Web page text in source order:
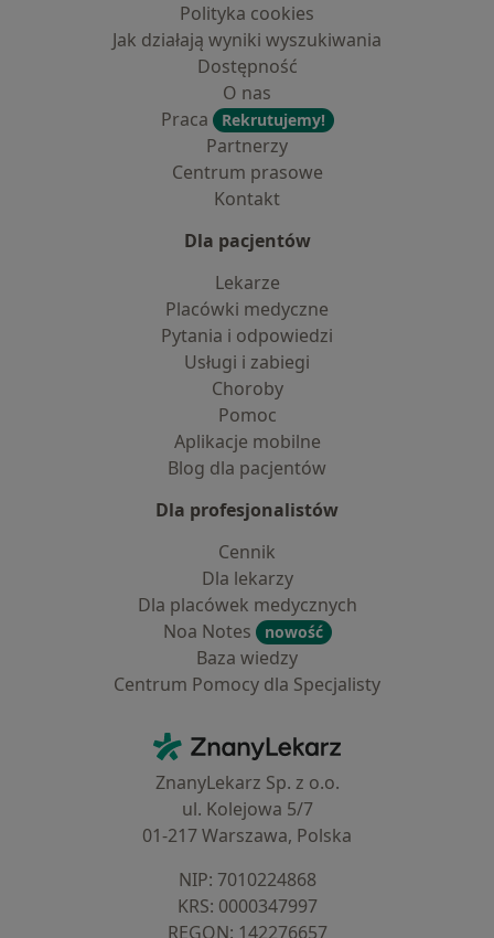
Polityka cookies
Jak działają wyniki wyszukiwania
Dostępność
O nas
Praca
Rekrutujemy!
Partnerzy
Centrum prasowe
Kontakt
Dla pacjentów
Lekarze
Placówki medyczne
Pytania i odpowiedzi
Usługi i zabiegi
Choroby
Pomoc
Aplikacje mobilne
Blog dla pacjentów
Dla profesjonalistów
Cennik
Dla lekarzy
Dla placówek medycznych
Noa Notes
nowość
Baza wiedzy
Centrum Pomocy dla Specjalisty
ZnanyLekarz - Strona główna
ZnanyLekarz Sp. z o.o.
ul. Kolejowa 5/7
01-217 Warszawa, Polska
NIP: ⁠7010224868
KRS: ⁠0000347997
REGON: ⁠142276657